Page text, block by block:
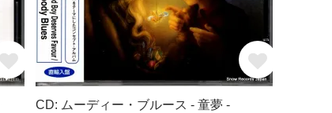
CD: ムーディー・ブルース - 童夢 -